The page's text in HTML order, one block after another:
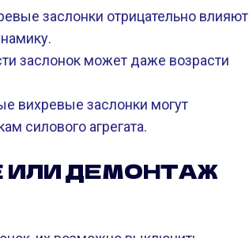
заслонки отрицательно влияют
заслонок может даже возрасти
вихревые заслонки могут
силового агрегата.
ИЛИ ДЕМОНТАЖ